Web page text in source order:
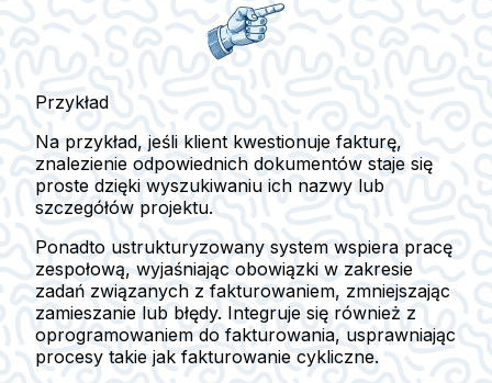
Przykład
Na przykład, jeśli klient kwestionuje fakturę,
znalezienie odpowiednich dokumentów staje się
proste dzięki wyszukiwaniu ich nazwy lub
szczegółów projektu.
Ponadto ustrukturyzowany system wspiera pracę
zespołową, wyjaśniając obowiązki w zakresie
zadań związanych z fakturowaniem, zmniejszając
zamieszanie lub błędy. Integruje się również z
oprogramowaniem do fakturowania, usprawniając
procesy takie jak fakturowanie cykliczne.